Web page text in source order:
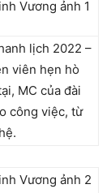
lịch 2022 –
viên hẹn hò
MC của đài
công việc, từ